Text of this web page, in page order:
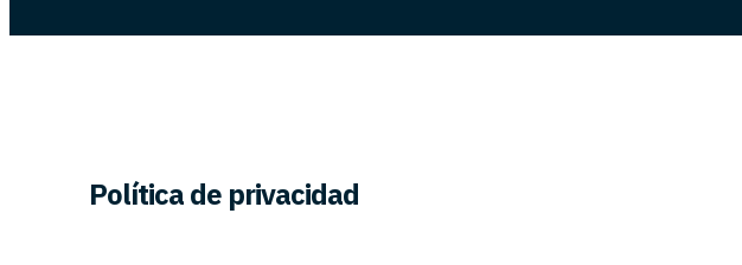
Política de privacidad